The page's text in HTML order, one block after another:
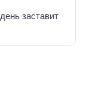
заставит